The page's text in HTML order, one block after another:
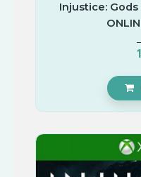
Injustice: Gods